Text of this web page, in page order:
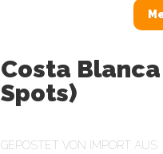
Costa
Spots)
GEPOSTET VON
IMPORT AUS